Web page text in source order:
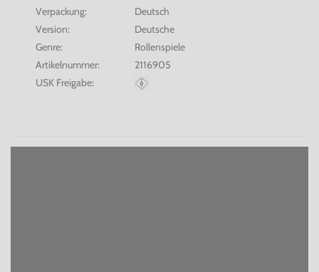
Verpackung:
Deutsch
Version:
Deutsche
Genre:
Rollenspiele
Artikelnummer:
2116905
USK Freigabe: